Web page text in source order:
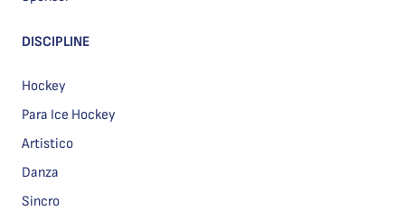
DISCIPLINE
Hockey
Para Ice Hockey
Artistico
Danza
Sincro